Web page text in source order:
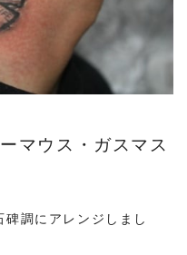
マウス・ガスマス
調にアレンジしまし